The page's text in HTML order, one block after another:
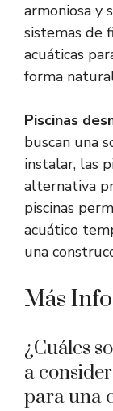
armoniosa y
sistemas de
acuáticas
forma
Piscinas
buscan una
instalar, las
alternativa
piscinas
acuático
una
Más
¿Cuáles
a
para una